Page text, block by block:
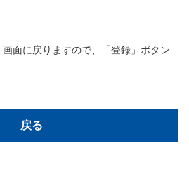
面に戻りますので、「登録」ボタン
戻る